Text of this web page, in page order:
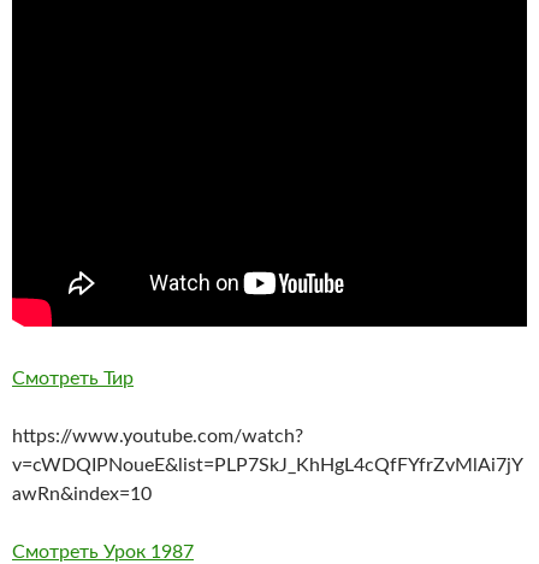
Смотреть Тир
https://www.youtube.com/watch?
v=cWDQIPNoueE&list=PLP7SkJ_KhHgL4cQfFYfrZvMlAi7jY
awRn&index=10
Смотреть Урок 1987